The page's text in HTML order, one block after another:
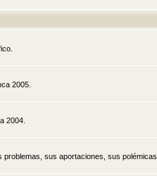
2005.
2004.
sus aportaciones, sus polémicas.